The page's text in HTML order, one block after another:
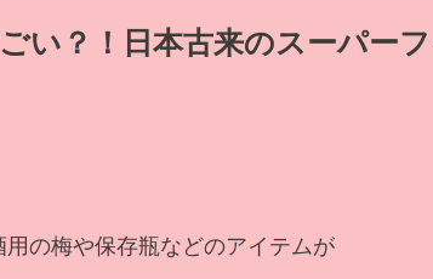
い？！日本古来のスーパー
の梅や保存瓶などのアイテムが